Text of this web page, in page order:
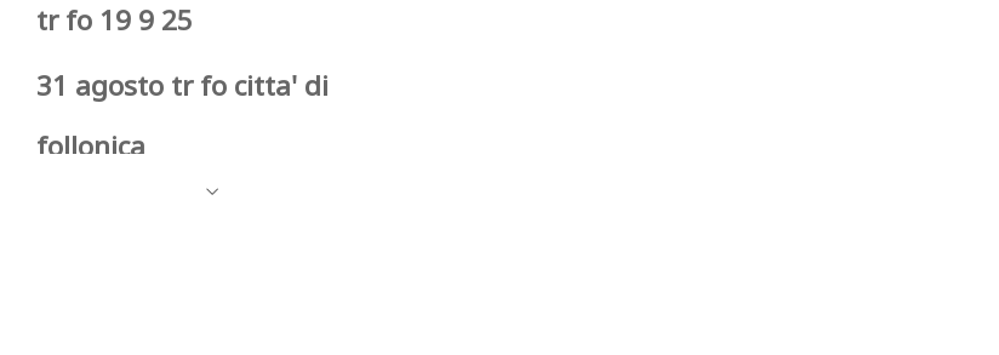
tr fo 19 9 25
31 agosto tr fo citta' di
follonica